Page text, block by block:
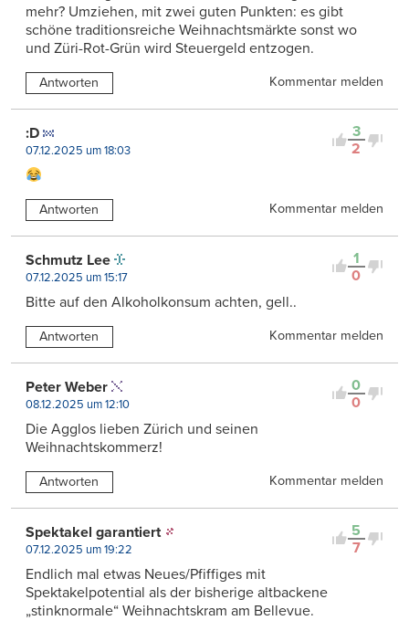
mehr? Umziehen, mit zwei guten Punkten: es gibt
schöne traditionsreiche Weihnachtsmärkte sonst wo
und Züri-Rot-Grün wird Steuergeld entzogen.
Antworten Kommentar melden
3
2
:D
07.12.2025 um 18:03
Antworten Kommentar melden
1
0
Schmutz Lee
07.12.2025 um 15:17
Bitte auf den Alkoholkonsum achten, gell..
Antworten Kommentar melden
0
0
Peter Weber
08.12.2025 um 12:10
Die Agglos lieben Zürich und seinen
Weihnachtskommerz!
Antworten Kommentar melden
5
7
Spektakel garantiert
07.12.2025 um 19:22
Endlich mal etwas Neues/Pfiffiges mit
Spektakelpotential als der bisherige altbackene
„stinknormale“ Weihnachtskram am Bellevue.